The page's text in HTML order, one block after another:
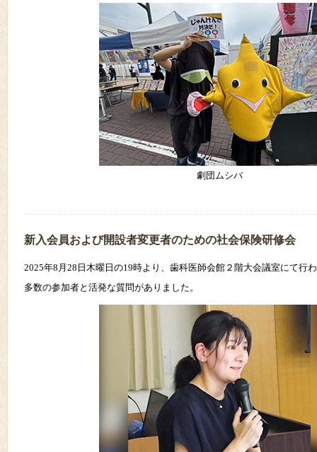
劇団ムシバ
新入会員および開設者変更者のための社会保険研修会
2025年8月28日木曜日の19時より、歯科医師会館２階大会議室にて行
多数の参加者と活発な質問がありました。